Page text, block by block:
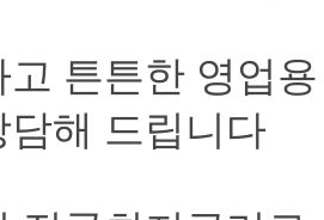
고 튼튼한 영업
해 드립니다